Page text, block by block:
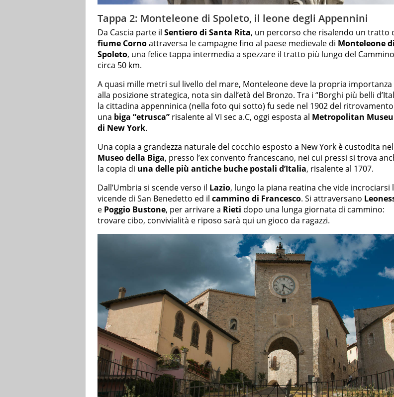
Tappa 2: Monteleone di Spoleto, il leone degli Appennini
Da Cascia parte il Sentiero di Santa Rita, un percorso che risalendo un tratto
fiume Cornoattraversa le campagne fino al paese medievale di Monteleone di
Spoleto, una felice tappa intermedia a spezzare il tratto più lungo del
circa 50 km.
A quasi mille metri sul livello del mare, Monteleone deve la propria importanza
alla posizione strategica, nota sin dall’età del Bronzo. Tra i “Borghi più belli
la cittadina appenninica (nella foto qui sotto) fu sede nel 1902 del
una biga “etrusca” risalente al VI sec a.C, oggi esposta al Metropolitan
di New York.
Una copia a grandezza naturale del cocchio esposto a New York è custodita nel
Museo della Biga, presso l’ex convento francescano, nei cui pressi si trova
la copia di una delle più antiche buche postali d’Italia, risalente al 1707.
Dall’Umbria si scende verso il Lazio, lungo la piana reatina che vide incrociarsi
vicende di San Benedetto ed il cammino di Francesco. Si attraversano
e Poggio Bustone, per arrivare a Rieti dopo una lunga giornata di cammino:
trovare cibo, convivialità e riposo sarà qui un gioco da ragazzi.